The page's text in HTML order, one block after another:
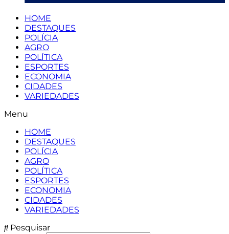
HOME
DESTAQUES
POLÍCIA
AGRO
POLÍTICA
ESPORTES
ECONOMIA
CIDADES
VARIEDADES
Menu
HOME
DESTAQUES
POLÍCIA
AGRO
POLÍTICA
ESPORTES
ECONOMIA
CIDADES
VARIEDADES
Pesquisar